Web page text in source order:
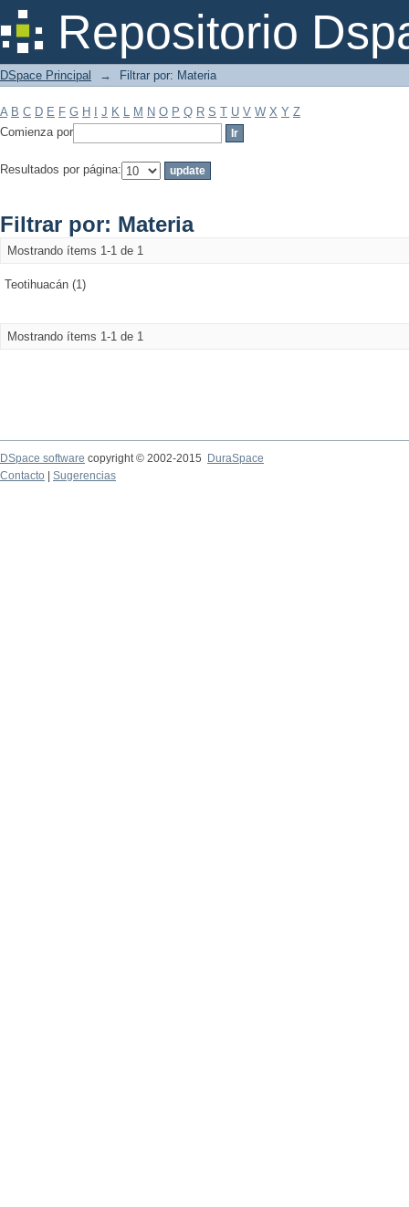
Repositorio
Filtrar por: Materia
DSpace Principal → Filtrar por: Materia
A B C D E F G H J K L M N O P Q R S T U V W X Y Z
Comienza por
Resultados por página:
Filtrar por: Materia
Mostrando ítems 1-1 de 1
Teotihuacán (1)
Mostrando ítems 1-1 de 1
DSpace software copyright © 2002-2015
DuraSpace
Contacto
Sugerencias